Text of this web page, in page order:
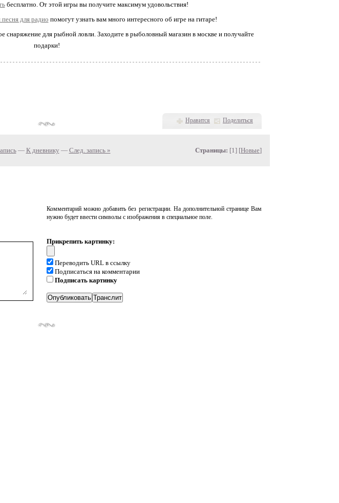
бесплатно. От этой игры вы получите максимум удовольствия!
для радио помогут узнать вам много интересного об игре на гитаре!
снаряжение для рыбной ловли. Заходите в рыболовный магазин в москве и получайте
подарки!
Нравится Поделиться
— К дневнику — След. запись » Страницы: [1] [Новые]
Комментарий можно добавить без регистрации. На дополнительной странице Вам
нужно будет ввести символы с изображения в специальное поле.
Прикрепить картинку:
Переводить URL в ссылку
Подписаться на комментарии
Подписать картинку